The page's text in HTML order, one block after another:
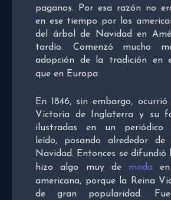
paganos. Por esa razón no
en ese tiempo por los
del árbol de Navidad en
tardío. Comenzó mucho
adopción de la tradición en
que en Europa.
En 1846, sin embargo,
Victoria de Inglaterra y su
ilustradas en un periódico
leído, posando alrededor
Navidad. Entonces se difundió
hizo algo muy de moda
americana, porque la Reina
de gran popularidad.